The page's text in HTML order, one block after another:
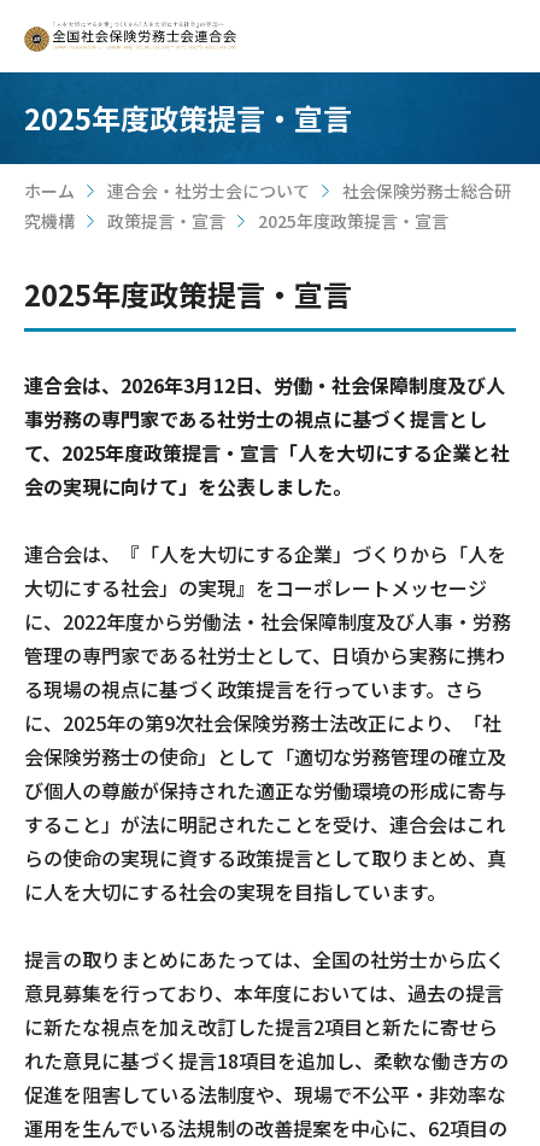
2025年度政策提言・宣言
ホーム >
連合会・社労士会について >
社会保険労務士総合研
究機構
>
政策提言・宣言 >
2025年度政策提言・宣言
2025年度政策提言・宣言
連合会は、2026年3月12日、労働・社会保障制度及び人
事労務の専門家である社労士の視点に基づく提言とし
て、2025年度政策提言・宣言「人を大切にする企業と社
会の実現に向けて」を公表しました。
連合会は、『「人を大切にする企業」づくりから「人を
大切にする社会」の実現』をコーポレートメッセージ
に、2022年度から労働法・社会保障制度及び人事・労務
管理の専門家である社労士として、日頃から実務に携わ
る現場の視点に基づく政策提言を行っています。さら
に、2025年の第9次社会保険労務士法改正により、「社
会保険労務士の使命」として「適切な労務管理の確立及
び個人の尊厳が保持された適正な労働環境の形成に寄与
すること」が法に明記されたことを受け、連合会はこれ
らの使命の実現に資する政策提言として取りまとめ、真
に人を大切にする社会の実現を目指しています。
提言の取りまとめにあたっては、全国の社労士から広く
意見募集を行っており、本年度においては、過去の提言
に新たな視点を加え改訂した提言2項目と新たに寄せら
れた意見に基づく提言18項目を追加し、柔軟な働き方の
促進を阻害している法制度や、現場で不公平・非効率な
運用を生んでいる法規制の改善提案を中心に、62項目の